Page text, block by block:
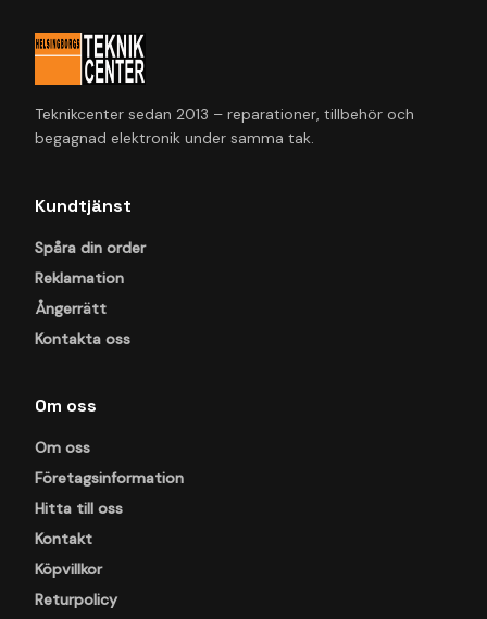
Teknikcenter sedan 2013 – reparationer, tillbehör och
begagnad elektronik under samma tak.
Kundtjänst
Spåra din order
Reklamation
Ångerrätt
Kontakta oss
Om oss
Om oss
Företagsinformation
Hitta till oss
Kontakt
Köpvillkor
Returpolicy